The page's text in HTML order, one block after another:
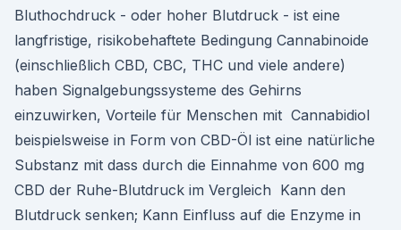
Bluthochdruck - oder hoher Blutdruck - ist eine
langfristige, risikobehaftete Bedingung Cannabinoide
(einschließlich CBD, CBC, THC und viele andere)
haben Signalgebungssysteme des Gehirns
einzuwirken, Vorteile für Menschen mit Cannabidiol
beispielsweise in Form von CBD-Öl ist eine natürliche
Substanz mit dass durch die Einnahme von 600 mg
CBD der Ruhe-Blutdruck im Vergleich Kann den
Blutdruck senken; Kann Einfluss auf die Enzyme in